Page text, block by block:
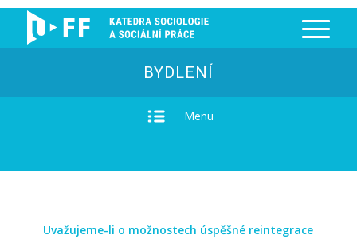
BYDLENÍ
Menu
Uvažujeme-li o možnostech úspěšné reintegrace